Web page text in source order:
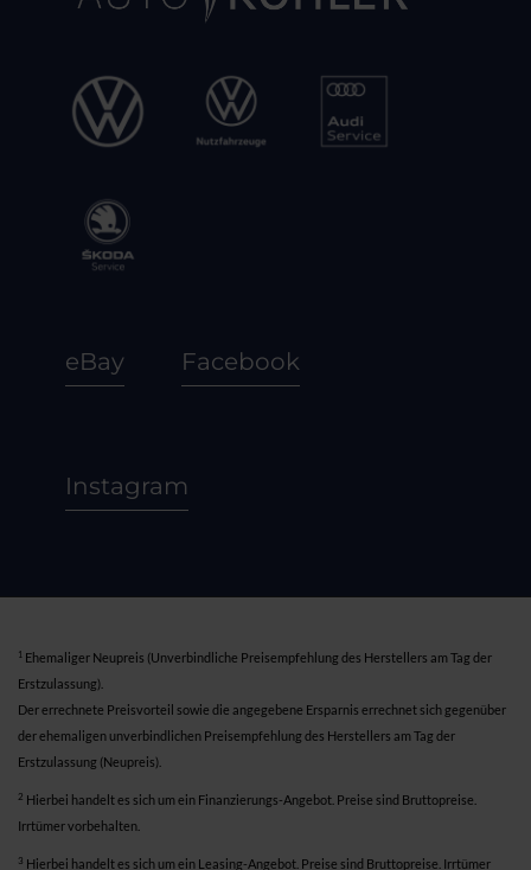
eBay Facebook
Instagram
1
Ehemaliger Neupreis (Unverbindliche Preisempfehlung des Herstellers am Tag der
Erstzulassung).
Der errechnete Preisvorteil sowie die angegebene Ersparnis errechnet sich gegenüber
der ehemaligen unverbindlichen Preisempfehlung des Herstellers am Tag der
Erstzulassung (Neupreis).
2 Hierbei handelt es sich um ein Finanzierungs-Angebot. Preise sind Bruttopreise.
Irrtümer vorbehalten.
3 Hierbei handelt es sich um ein Leasing-Angebot. Preise sind Bruttopreise. Irrtümer